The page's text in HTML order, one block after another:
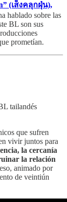
(เส็งคลุกฝุ่น),
hablado sobre las
BL son sus
prometían.
tailandés
que sufren
vivir juntos para
la cercanía
la relación
animado por
de veintiún